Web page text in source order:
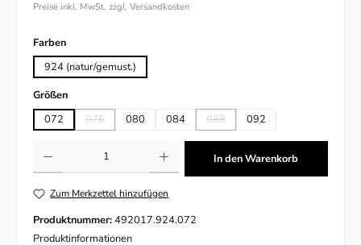
Preise inkl. MwSt. zzgl. Versandkosten
Farbenauswählen
924 (natur/gemust.)
Größenauswählen
072
076(Diese Option ist zurzeit nicht verfügbar.)
080 084 088(Diese Option ist zurzeit nicht
092
In den Warenkorb
Zum Merkzettel hinzufügen
Produktnummer:492017.924.072
Produktinformationen